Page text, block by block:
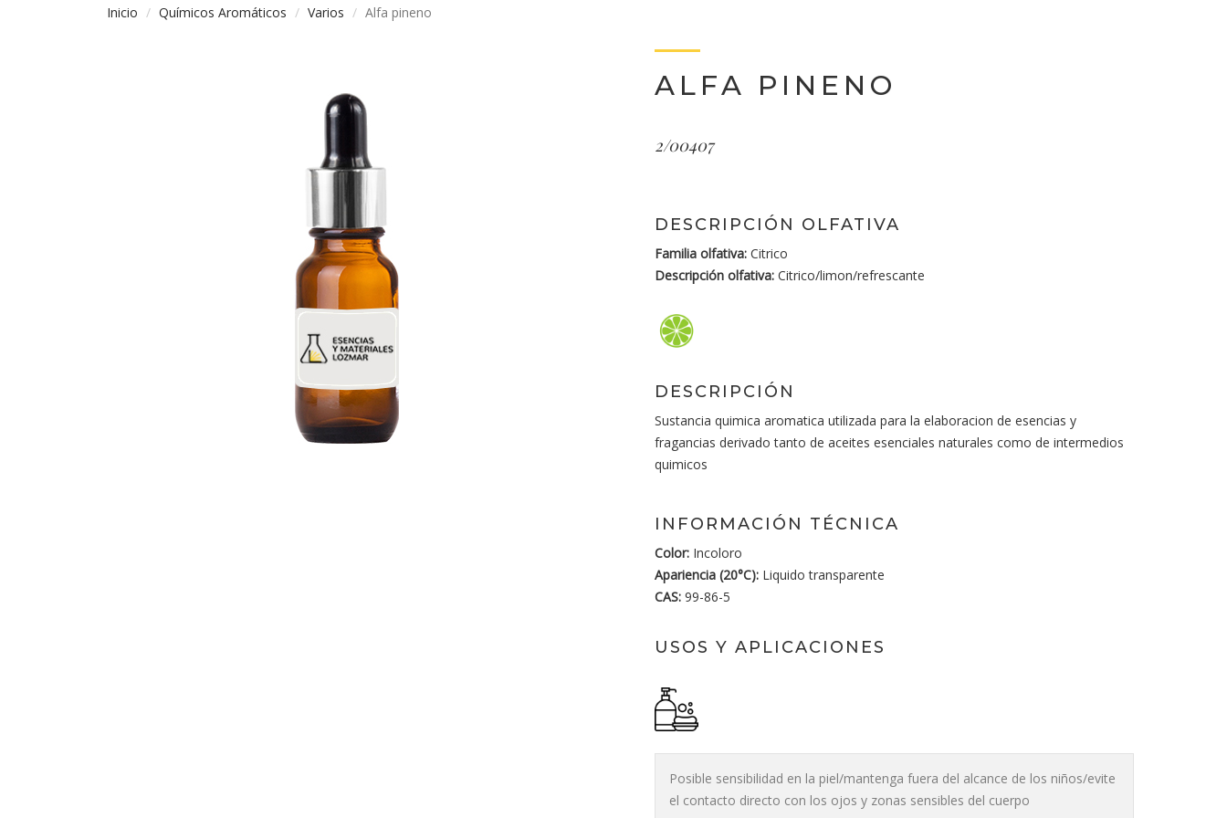
Inicio Químicos Aromáticos Varios Alfa pineno
ALFA PINENO
2/00407
DESCRIPCIÓN OLFATIVA
Familia olfativa: Citrico
Descripción olfativa: Citrico/limon/refrescante
DESCRIPCIÓN
Sustancia quimica aromatica utilizada para la elaboracion de esencias y
fragancias derivado tanto de aceites esenciales naturales como de intermedios
quimicos
INFORMACIÓN TÉCNICA
Color: Incoloro
Apariencia (20°C): Liquido transparente
CAS: 99-86-5
USOS Y APLICACIONES
Posible sensibilidad en la piel/mantenga fuera del alcance de los niños/evite
el contacto directo con los ojos y zonas sensibles del cuerpo